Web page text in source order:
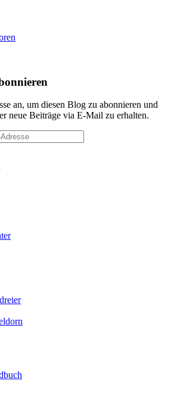
an, um diesen Blog zu abonnieren und
neue Beiträge via E-Mail zu erhalten.